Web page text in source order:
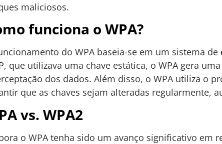
maliciosos.
funciona o WPA?
do WPA baseia-se em um sistema de
que utilizava uma chave estática, o WPA gera
dos dados. Além disso, o WPA utiliza o
que as chaves sejam alteradas regularmente,
vs. WPA2
o WPA tenha sido um avanço significativo em